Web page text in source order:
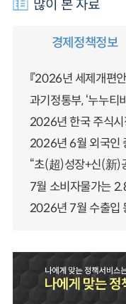
많이 본 자료
경제정책정보
『2026년 세제개편
과기정통부, ‘누누티
2026년 한국 주식시
2026년 6월 외국인
“초(超)성장+신(新)
7월 소비자물가는
2026년 7월 수출입